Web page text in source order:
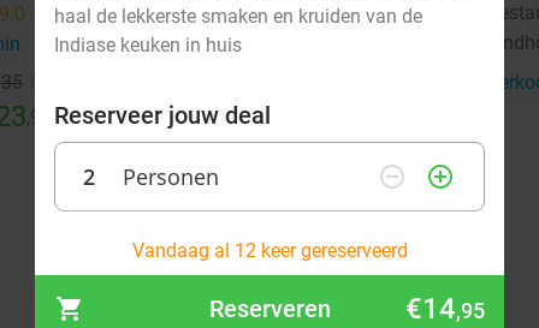
9.0 star
,95
Winston Bistro
9.5
Eindhoven
haal de lekkerste smaken en kruiden van de
Indiase keuken in huis
Reserveer jouw deal
2 Personen remove_circle_outline add_circle_outline
augustus 2026
Vandaag al 12 keer gereserveerd
Reserveren €14,95